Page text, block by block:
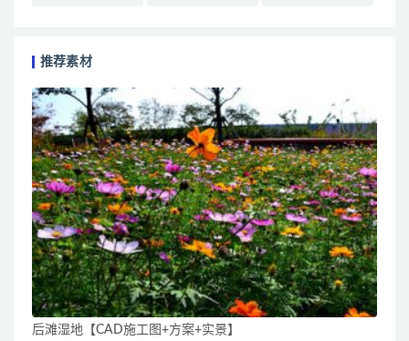
推荐素材
后滩湿地【CAD施工图+方案+实景】